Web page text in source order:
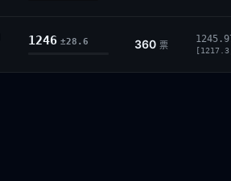
1246 ±28.6 360 票